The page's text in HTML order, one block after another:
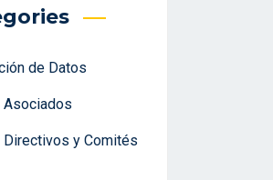
de Datos
Asociados
Directivos y Comités